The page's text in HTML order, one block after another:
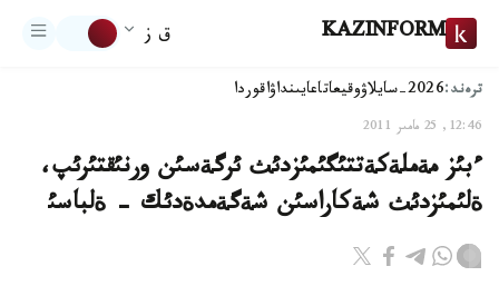
KAZINFORM ق ز
ترەند:2026-سايلاۋ وقيعاتاعايىنداۋاقوردا
12:46, 25 مامىر 2011
ءبئز مةملةكةتتئگئمئزدئث ئرگةسئن ورنئقتئرئپ،
ةلئمئزدئث شةكاراسئن شةگةمدةدئك - ةلباسئ